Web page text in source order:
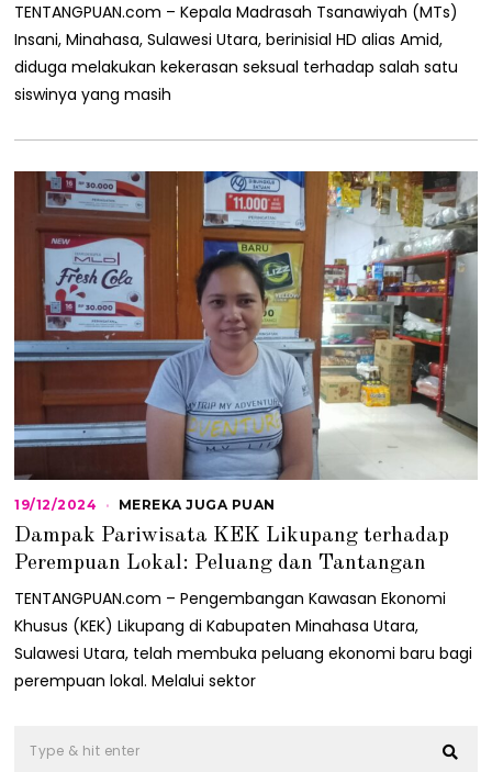
0
2
5
TENTANGPUAN.com – Kepala Madrasah Tsanawiyah (MTs)
Insani, Minahasa, Sulawesi Utara, berinisial HD alias Amid,
diduga melakukan kekerasan seksual terhadap salah satu
siswinya yang masih
19/12/2024
/
1
/
0
4
MEREKA JUGA PUAN
Dampak Pariwisata KEK Likupang terhadap
Perempuan Lokal: Peluang dan Tantangan
TENTANGPUAN.com – Pengembangan Kawasan Ekonomi
Khusus (KEK) Likupang di Kabupaten Minahasa Utara,
Sulawesi Utara, telah membuka peluang ekonomi baru bagi
perempuan lokal. Melalui sektor